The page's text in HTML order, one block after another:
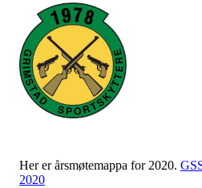
Her er årsmøtemappa for 2020.
2020